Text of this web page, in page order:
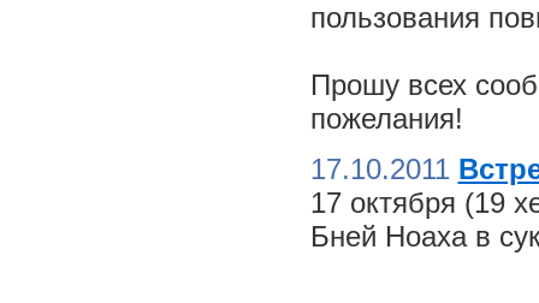
пользования
Прошу всех
пожелания!
17.10.2011
17 октября (19
Бней Ноаха в